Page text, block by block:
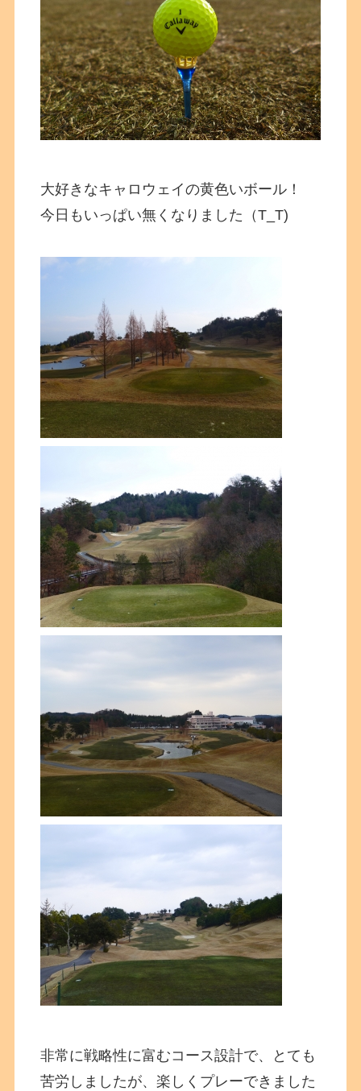
大好きなキャロウェイの黄色いボール！
今日もいっぱい無くなりました（T_T)
非常に戦略性に富むコース設計で、とても
苦労しましたが、楽しくプレーできました